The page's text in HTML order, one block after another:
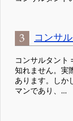
コンサ
コンサルタント
知れません。実
あります。しか
マンであり、...